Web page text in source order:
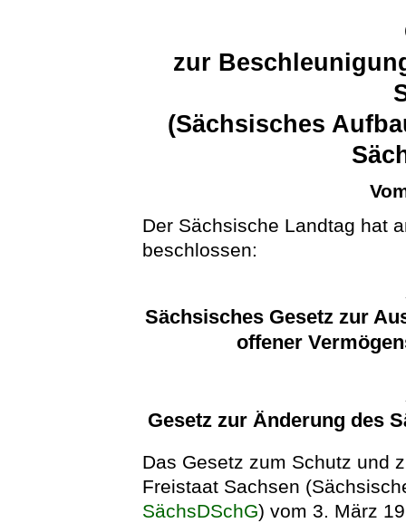
zur
(Sächsisches
Der Sächsische Landtag hat
beschlossen:
Sächsisches Gesetz zur
offener
Gesetz zur Änderung des
Das Gesetz zum Schutz und
Freistaat Sachsen
SächsDSchG) vom 3. März